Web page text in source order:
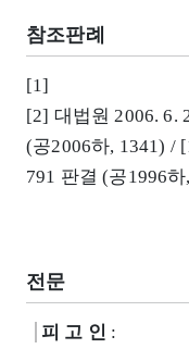
참조판례
[1]
[2] 대법원 2006. 6.
(공2006하, 1341) /
791 판결 (공1996하
전문
피 고 인 :